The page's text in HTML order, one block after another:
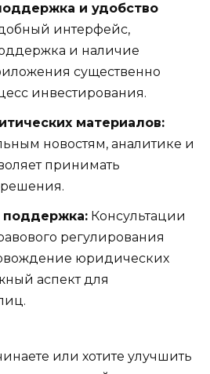
и удобство
интерфейс,
и наличие
существенно
инвестирования.
материалов:
новостям, аналитике и
принимать
Консультации
регулирования
юридических
аспект для
или хотите улучшить